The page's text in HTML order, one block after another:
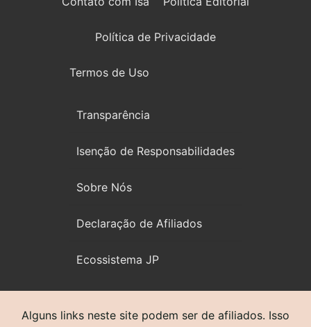
Política de Privacidade
Termos de Uso
Transparência
Isenção de Responsabilidades
Sobre Nós
Declaração de Afiliados
Ecossistema JP
Alguns links neste site podem ser de afiliados. Isso